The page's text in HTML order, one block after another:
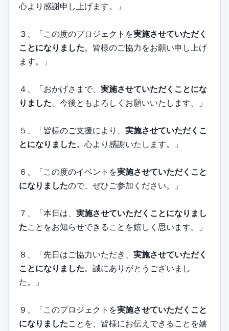
心より感謝申し上げます。」
３、「この度のプロジェクトを実施させていただく
ことになりました。皆様のご協力をお願い申し上げ
ます。」
４、「おかげさまで、 実施させていただくことにな
りました。今後ともよろしくお願いいたします。」
５、「皆様のご支援により、 実施させていただくこ
とになりました。心より感謝いたします。」
６、「この度のイベントを実施させていただくこと
になりましたので、ぜひご参加ください。」
７、「本日は、 実施させていただくことになりまし
たことをお知らせできることを嬉しく思います。」
８、「先日はご協力いただき、 実施させていただく
ことになりました。誠にありがとうございまし
た。」
９、「このプロジェクトを実施させていただくこと
になりましたことを、皆様にお伝えできることを嬉